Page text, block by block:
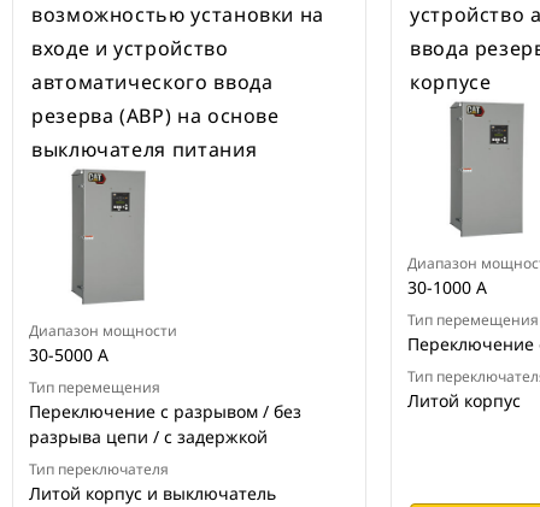
возможностью установки на
входе и устройство
автоматического ввода
резерва (АВР) на основе
выключателя питания
Диапазон мощности
30-5000 А
Тип перемещения
Переключение с разрывом / без
разрыва цепи / с задержкой
Тип переключателя
Литой корпус и выключатель
устройство
ввода
корпусе
Диапазон
30-1000 А
Тип перемещения
Переключение
Тип
Литой корпус